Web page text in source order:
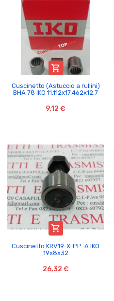

Cuscinetto (Astuccio a rullini)
BHA 78 IKO 11.112x17.462x12.7
9,12 €

Cuscinetto KRV19-X-PP-A IKO
19x8x32
26,32 €